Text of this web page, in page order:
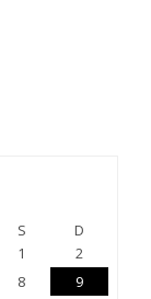
S
D
1
2
8
9